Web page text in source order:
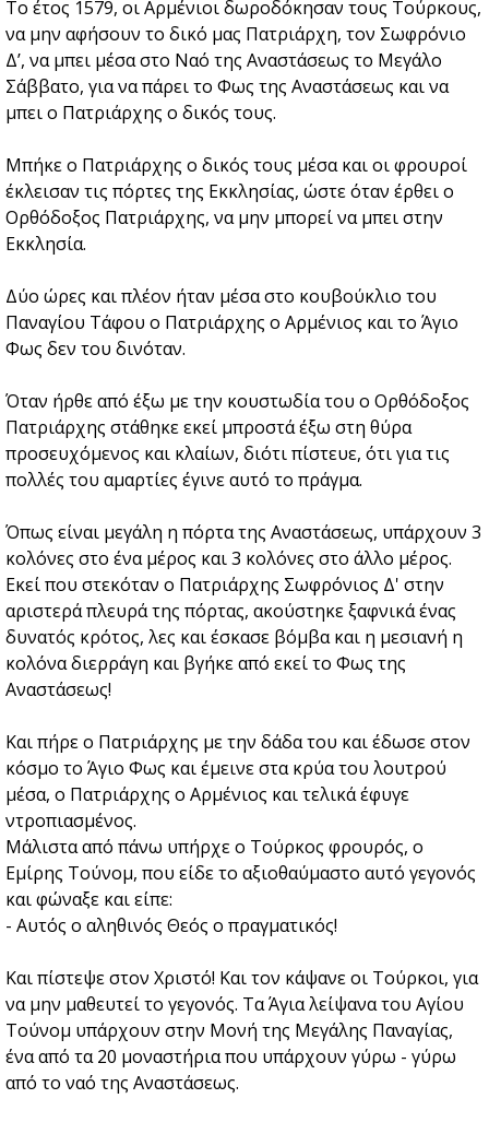
Το έτος 1579, οι Αρμένιοι δωροδόκησαν τους Τούρκους,
να μην αφήσουν το δικό μας Πατριάρχη, τον Σωφρόνιο
Δ’, να μπει μέσα στο Ναό της Αναστάσεως το Μεγάλο
Σάββατο, για να πάρει το Φως της Αναστάσεως και να
μπει ο Πατριάρχης ο δικός τους.
Μπήκε ο Πατριάρχης ο δικός τους μέσα και οι φρουροί
έκλεισαν τις πόρτες της Εκκλησίας, ώστε όταν έρθει ο
Ορθόδοξος Πατριάρχης, να μην μπορεί να μπει στην
Εκκλησία.
Δύο ώρες και πλέον ήταν μέσα στο κουβούκλιο του
Παναγίου Τάφου ο Πατριάρχης ο Αρμένιος και το Άγιο
Φως δεν του δινόταν.
Όταν ήρθε από έξω με την κουστωδία του ο Ορθόδοξος
Πατριάρχης στάθηκε εκεί μπροστά έξω στη θύρα
προσευχόμενος και κλαίων, διότι πίστευε, ότι για τις
πολλές του αμαρτίες έγινε αυτό το πράγμα.
Όπως είναι μεγάλη η πόρτα της Αναστάσεως, υπάρχουν 3
κολόνες στο ένα μέρος και 3 κολόνες στο άλλο μέρος.
Εκεί που στεκόταν ο Πατριάρχης Σωφρόνιος Δ' στην
αριστερά πλευρά της πόρτας, ακούστηκε ξαφνικά ένας
δυνατός κρότος, λες και έσκασε βόμβα και η μεσιανή η
κολόνα διερράγη και βγήκε από εκεί το Φως της
Αναστάσεως!
Και πήρε ο Πατριάρχης με την δάδα του και έδωσε στον
κόσμο το Άγιο Φως και έμεινε στα κρύα του λουτρού
μέσα, ο Πατριάρχης ο Αρμένιος και τελικά έφυγε
ντροπιασμένος.
Μάλιστα από πάνω υπήρχε ο Τούρκος φρουρός, ο
Εμίρης Τούνομ, που είδε το αξιοθαύμαστο αυτό γεγονός
και φώναξε και είπε:
- Αυτός ο αληθινός Θεός ο πραγματικός!
Και πίστεψε στον Χριστό! Και τον κάψανε οι Τούρκοι, για
να μην μαθευτεί το γεγονός. Τα Άγια λείψανα του Αγίου
Τούνομ υπάρχουν στην Μονή της Μεγάλης Παναγίας,
ένα από τα 20 μοναστήρια που υπάρχουν γύρω - γύρω
από το ναό της Αναστάσεως.